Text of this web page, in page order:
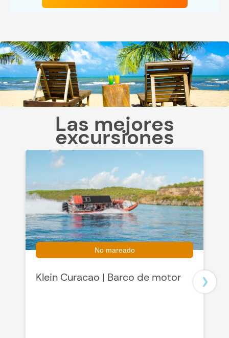
Las mejores
excursiones
No mareado
Klein Curacao | Barco de motor